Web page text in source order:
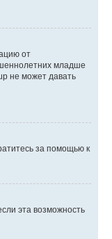
от
младше
не может давать
за помощью к
эта возможность